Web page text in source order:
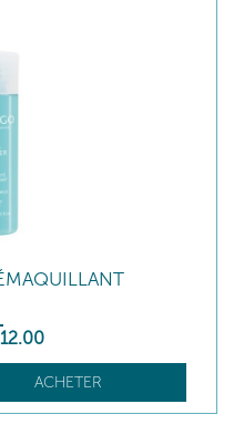
12.00
ACHETER